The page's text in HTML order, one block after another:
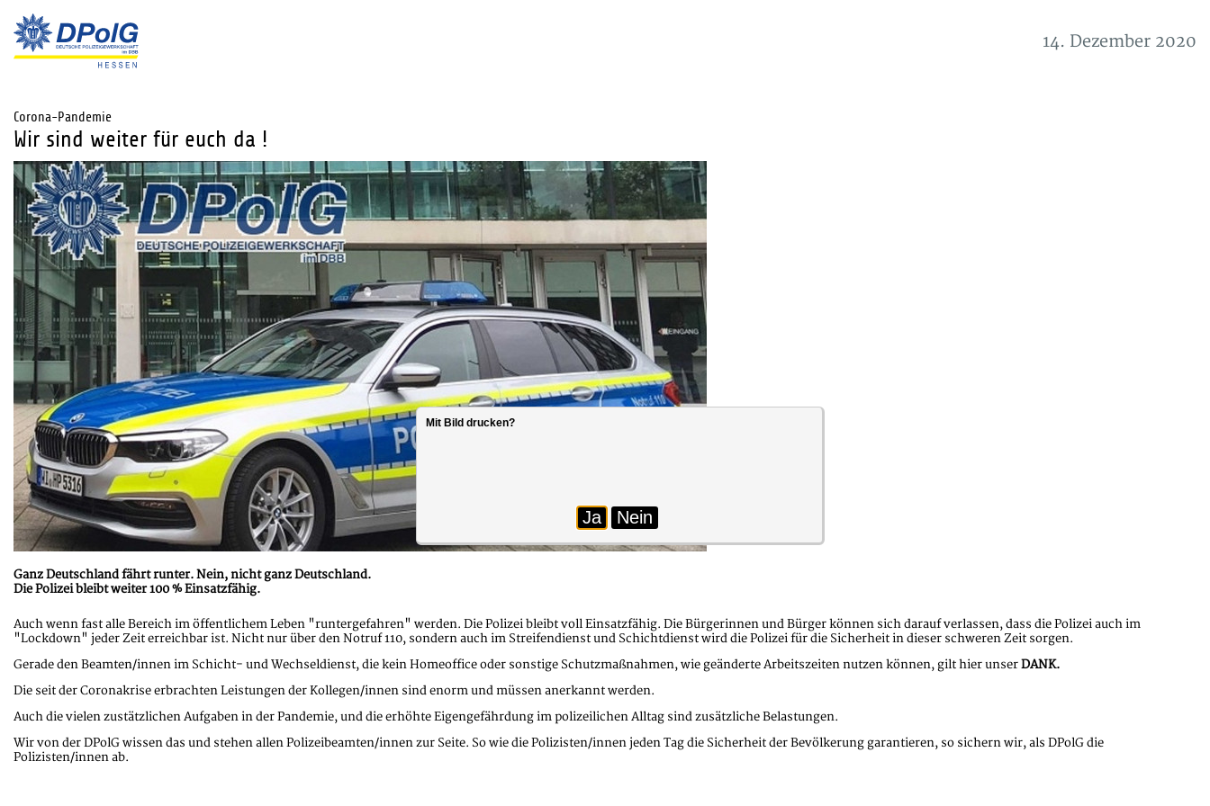
14. Dezember 2020
Corona-Pandemie
Wir sind weiter für euch da !
Ganz Deutschland fährt runter. Nein, nicht ganz Deutschland.
Die Polizei bleibt weiter 100 % Einsatzfähig.
Auch wenn fast alle Bereich im öffentlichem Leben "runtergefahren" werden. Die Polizei bleibt voll Einsatzfähig. Die Bürgerinnen und Bürger können sich darauf verlassen, dass die Polizei auch im
"Lockdown" jeder Zeit erreichbar ist. Nicht nur über den Notruf 110, sondern auch im Streifendienst und Schichtdienst wird die Polizei für die Sicherheit in dieser schweren Zeit sorgen.
Gerade den Beamten/innen im Schicht- und Wechseldienst, die kein Homeoffice oder sonstige Schutzmaßnahmen, wie geänderte Arbeitszeiten nutzen können, gilt hier unserDANK.
Die seit der Coronakrise erbrachten Leistungen der Kollegen/innen sind enorm und müssen anerkannt werden.
Auch die vielen zustätzlichen Aufgaben in der Pandemie, und die erhöhte Eigengefährdung im polizeilichen Alltag sind zusätzliche Belastungen.
Wir von der DPolG wissen das und stehen allen Polizeibeamten/innen zur Seite. So wie die Polizisten/innen jeden Tag die Sicherheit der Bevölkerung garantieren, so sichern wir, als DPolG die
Polizisten/innen ab.
Mit Bild drucken?
Ja Nein